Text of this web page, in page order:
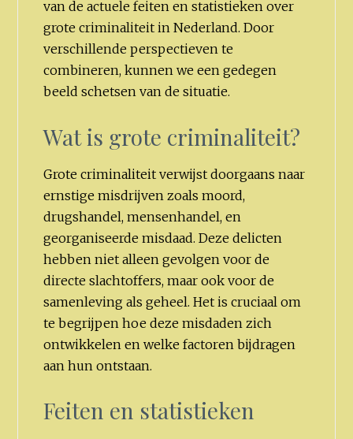
van de actuele feiten en statistieken over
grote criminaliteit in Nederland. Door
verschillende perspectieven te
combineren, kunnen we een gedegen
beeld schetsen van de situatie.
Wat is grote criminaliteit?
Grote criminaliteit verwijst doorgaans naar
ernstige misdrijven zoals moord,
drugshandel, mensenhandel, en
georganiseerde misdaad. Deze delicten
hebben niet alleen gevolgen voor de
directe slachtoffers, maar ook voor de
samenleving als geheel. Het is cruciaal om
te begrijpen hoe deze misdaden zich
ontwikkelen en welke factoren bijdragen
aan hun ontstaan.
Feiten en statistieken